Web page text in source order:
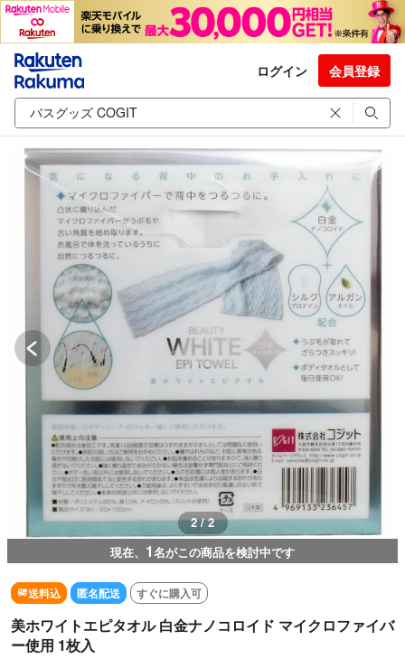
ログイン 会員登録
2 / 2
現在、 1名がこの商品を検討中です
送料込 匿名配送 すぐに購入可
美ホワイトエピタオル 白金ナノコロイド マイクロファイバ
ー使用 1枚入